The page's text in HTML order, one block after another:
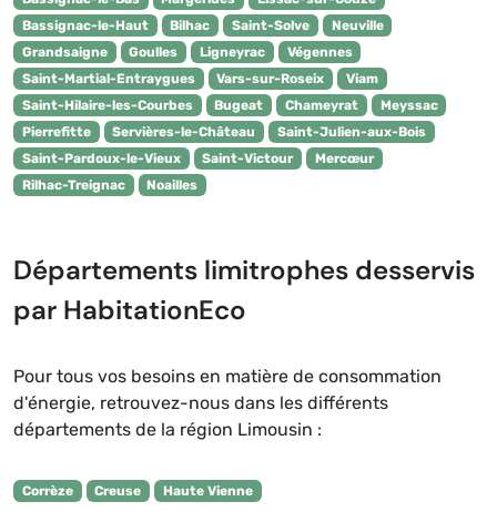
Bassignac-le-Haut
Bilhac Saint-Solve
Neuville
Grandsaigne
Goulles Ligneyrac
Végennes
Saint-Martial-Entraygues
Vars-sur-Roseix
Viam
Saint-Hilaire-les-Courbes
Bugeat Chameyrat
Meyssac
Pierrefitte
Servières-le-Château
Saint-Julien-aux-Bois
Saint-Pardoux-le-Vieux
Saint-Victour
Mercœur
Rilhac-Treignac
Noailles
Départements limitrophes desservis
par HabitationEco
Pour tous vos besoins en matière de consommation
d'énergie, retrouvez-nous dans les différents
départements de la région Limousin :
Corrèze Creuse Haute Vienne